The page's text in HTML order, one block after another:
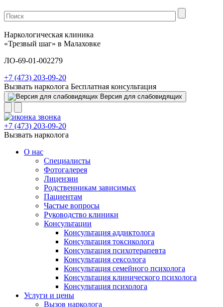
Наркологическая клиника
«Трезвый шаг» в Малаховке
ЛО-69-01-002279
+7 (473) 203-09-20
Вызвать нарколога Бесплатная консультация
Версия для слабовидящих
+7 (473) 203-09-20
Вызвать нарколога
О нас
Специалисты
Фотогалерея
Лицензии
Родственникам зависимых
Пациентам
Частые вопросы
Руководство клиники
Консультации
Консультация аддиктолога
Консультация токсиколога
Консультация психотерапевта
Консультация сексолога
Консультация семейного психолога
Консультация клинического психолога
Консультация психолога
Услуги и цены
Вызов нарколога